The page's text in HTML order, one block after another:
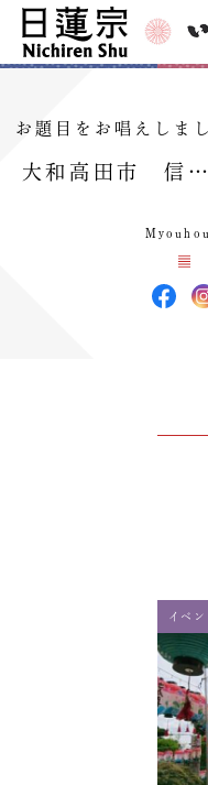
お題目をお唱えしま
大和高田市 信…
イベン